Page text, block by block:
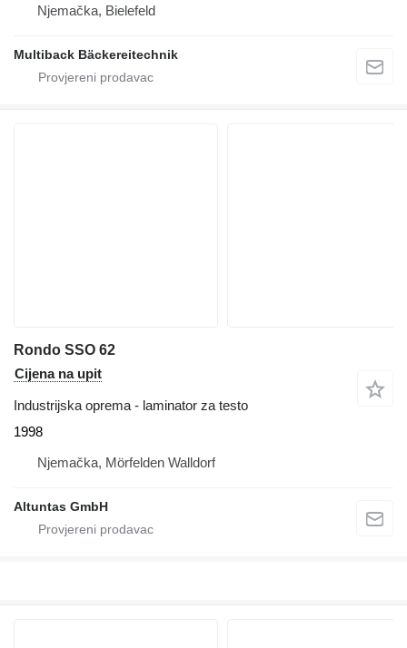
Njemačka, Bielefeld
Multiback Bäckereitechnik
Rondo SSO 62
Cijena na upit
Industrijska oprema - laminator za testo
1998
Njemačka, Mörfelden Walldorf
Altuntas GmbH